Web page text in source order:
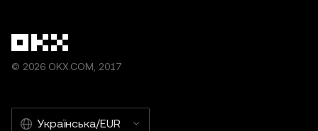
© 2026 OKX.COM, 2017
Українська/EUR